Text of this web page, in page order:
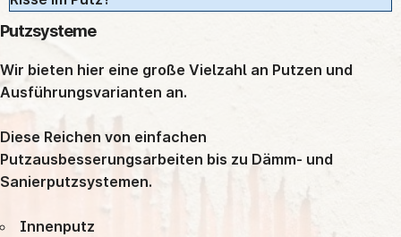
Putzsysteme
Wir bieten hier eine große Vielzahl an Putzen und
Ausführungsvarianten an.
Diese Reichen von einfachen
Putzausbesserungsarbeiten bis zu Dämm- und
Sanierputzsystemen.
Innenputz